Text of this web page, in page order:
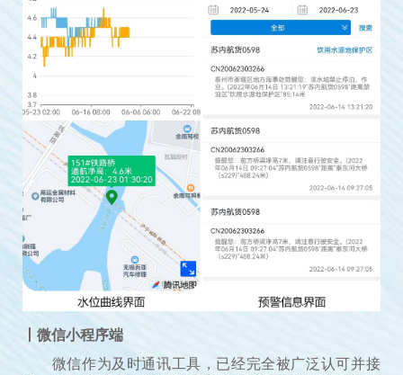
丨微信小程序端
微信作为及时通讯工具，已经完全被广泛认可并接